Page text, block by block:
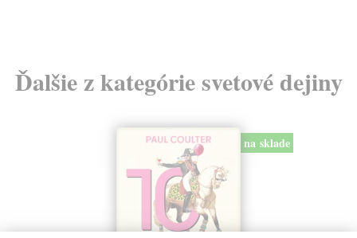
Ďalšie z kategórie svetové dejiny
na sklade